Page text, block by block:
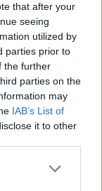
that after your
seeing
utilized by
parties prior to
the further
parties on the
may
IAB’s List of
it to other
ad
új